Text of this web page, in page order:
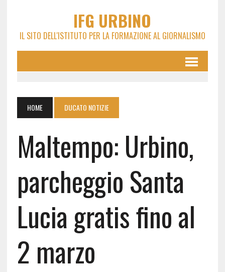
IFG URBINO
IL SITO DELL'ISTITUTO PER LA FORMAZIONE AL GIORNALISMO
HOME DUCATO NOTIZIE
Maltempo: Urbino,
parcheggio Santa
Lucia gratis fino al
2 marzo